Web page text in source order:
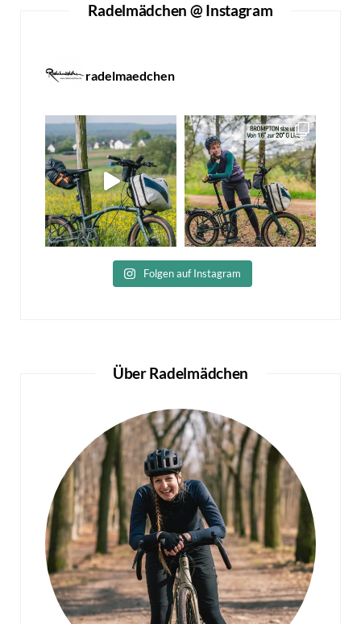
Radelmädchen @ Instagram
radelmaedchen
Folgen auf Instagram
Über Radelmädchen